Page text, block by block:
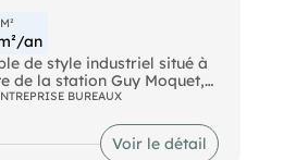
an
de style industriel situé à
de la station Guy Moquet,
à la location des
13) Bus GUY MOQUET
Boulevard Périphérique -
BUREAUX
Voir le détail